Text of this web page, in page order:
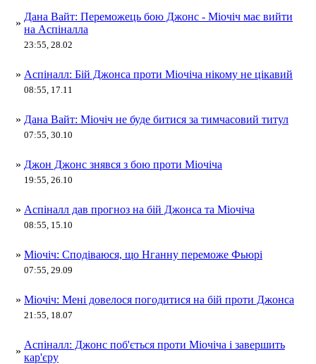
»
Дана Вайт: Переможець бою Джонс - Міочіч має вийти
на Аспіналла
23:55, 28.02
» Аспіналл: Бій Джонса проти Міочіча нікому не цікавий
08:55, 17.11
» Дана Вайт: Міочіч не буде битися за тимчасовий титул
07:55, 30.10
» Джон Джонс знявся з бою проти Міочіча
19:55, 26.10
» Аспіналл дав прогноз на бій Джонса та Міочіча
08:55, 15.10
» Міочіч: Сподіваюся, що Нганну переможе Фьюрі
07:55, 29.09
» Міочіч: Мені довелося погодитися на бій проти Джонса
21:55, 18.07
»
Аспіналл: Джонс поб'ється проти Міочіча і завершить
кар'єру